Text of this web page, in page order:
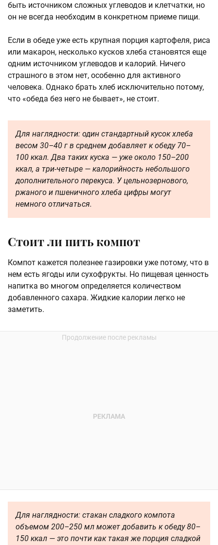
быть источником сложных углеводов и клетчатки, но
он не всегда необходим в конкретном приеме пищи.
Если в обеде уже есть крупная порция картофеля, риса
или макарон, несколько кусков хлеба становятся еще
одним источником углеводов и калорий. Ничего
страшного в этом нет, особенно для активного
человека. Однако брать хлеб исключительно потому,
что «обеда без него не бывает», не стоит.
Для наглядности: один стандартный кусок хлеба
весом 30–40 г в среднем добавляет к обеду 70–
100 ккал. Два таких куска — уже около 150–200
ккал, а три-четыре — калорийность небольшого
дополнительного перекуса. У цельнозернового,
ржаного и пшеничного хлеба цифры могут
немного отличаться.
Стоит ли пить компот
Компот кажется полезнее газировки уже потому, что в
нем есть ягоды или сухофрукты. Но пищевая ценность
напитка во многом определяется количеством
добавленного сахара. Жидкие калории легко не
заметить.
Для наглядности: стакан сладкого компота
объемом 200–250 мл может добавить к обеду 80–
150 ккал — это почти как такая же порция сладкой